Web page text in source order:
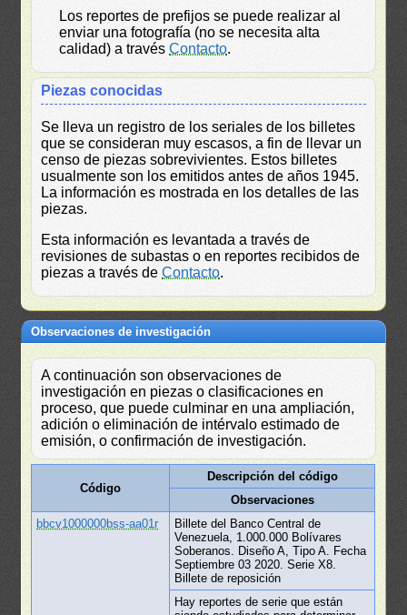
Los reportes de prefijos se puede realizar al
enviar una fotografía (no se necesita alta
calidad) a travésContacto.
Piezas conocidas
Se lleva un registro de los seriales de los billetes
que se consideran muy escasos, a fin de llevar un
censo de piezas sobrevivientes. Estos billetes
usualmente son los emitidos antes de años 1945.
La información es mostrada en los detalles de las
piezas.
Esta información es levantada a través de
revisiones de subastas o en reportes recibidos de
piezas a través deContacto.
Observaciones de investigación
A continuación son observaciones de
investigación en piezas o clasificaciones en
proceso, que puede culminar en una ampliación,
adición o eliminación de intérvalo estimado de
emisión, o confirmación de investigación.
Código
Descripción del código
Observaciones
bbcv1000000bss-aa01r
Billete del Banco Central de
Venezuela, 1.000.000 Bolívares
Soberanos. Diseño A, Tipo A. Fecha
Septiembre 03 2020. Serie X8.
Billete de reposición
Hay reportes de serie que están